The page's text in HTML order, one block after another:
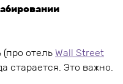
отель Wall Street
старается. Это важно.